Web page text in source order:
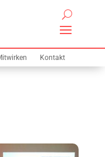
Kontakt